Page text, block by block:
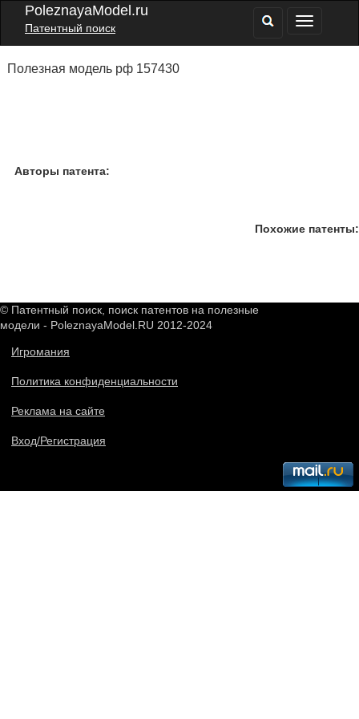
PoleznayaModel.ru
Патентный поиск
Полезная модель рф 157430
Авторы патента:
Похожие патенты:
© Патентный поиск, поиск патентов на полезные
модели - PoleznayaModel.RU 2012-2024
Игромания
Политика конфиденциальности
Реклама на сайте
Вход/Регистрация